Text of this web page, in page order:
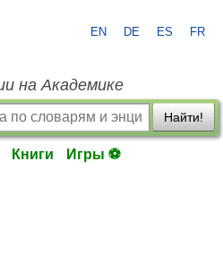
EN DE ES FR
на Академике
Найти!
Книги Игры ⚽